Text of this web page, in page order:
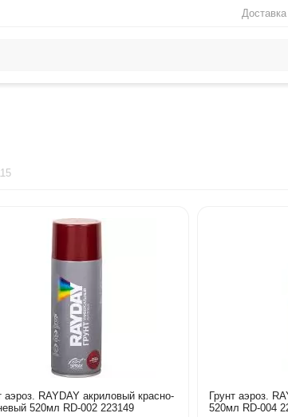
аэроз. RAYDAY акриловый красно-
кричневый 520мл RD-002 223149
Грунт аэроз.